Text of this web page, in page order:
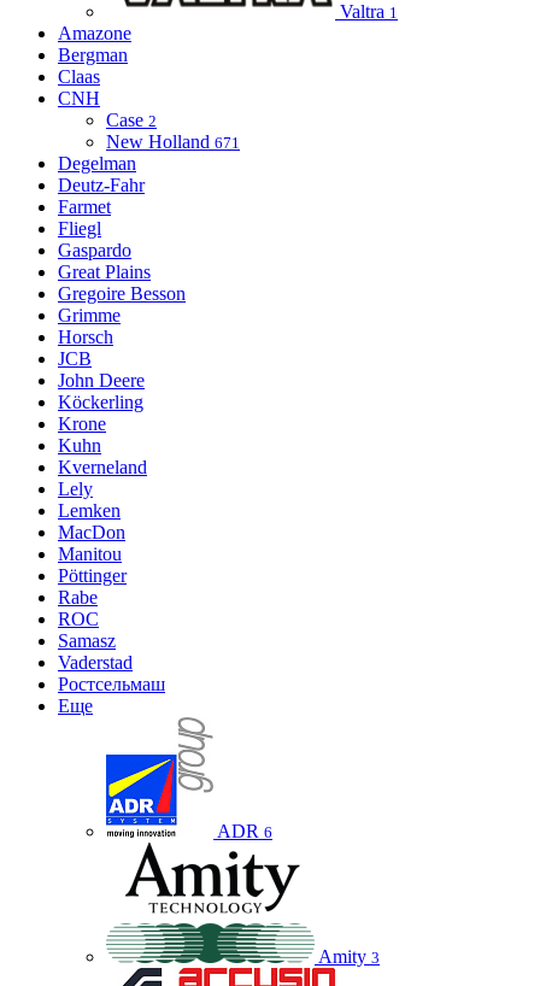
Valtra 1
Amazone
Bergman
Claas
CNH
Case 2
New Holland 671
Degelman
Deutz-Fahr
Farmet
Fliegl
Gaspardo
Great Plains
Gregoire Besson
Grimme
Horsch
JCB
John Deere
Köckerling
Krone
Kuhn
Kverneland
Lely
Lemken
MacDon
Manitou
Pöttinger
Rabe
ROC
Samasz
Vaderstad
Ростсельмаш
Еще
ADR 6
Amity 3